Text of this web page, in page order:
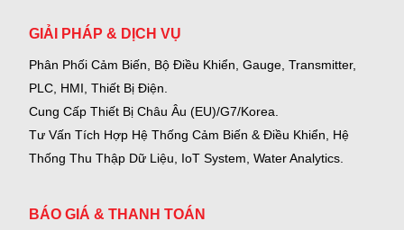
GIẢI PHÁP & DỊCH VỤ
Phân Phối Cảm Biến, Bộ Điều Khiển, Gauge, Transmitter,
PLC, HMI, Thiết Bị Điện.
Cung Cấp Thiết Bị Châu Âu (EU)/G7/Korea.
Tư Vấn Tích Hợp Hệ Thống Cảm Biến & Điều Khiển, Hệ
Thống Thu Thập Dữ Liệu, IoT System, Water Analytics.
BÁO GIÁ & THANH TOÁN